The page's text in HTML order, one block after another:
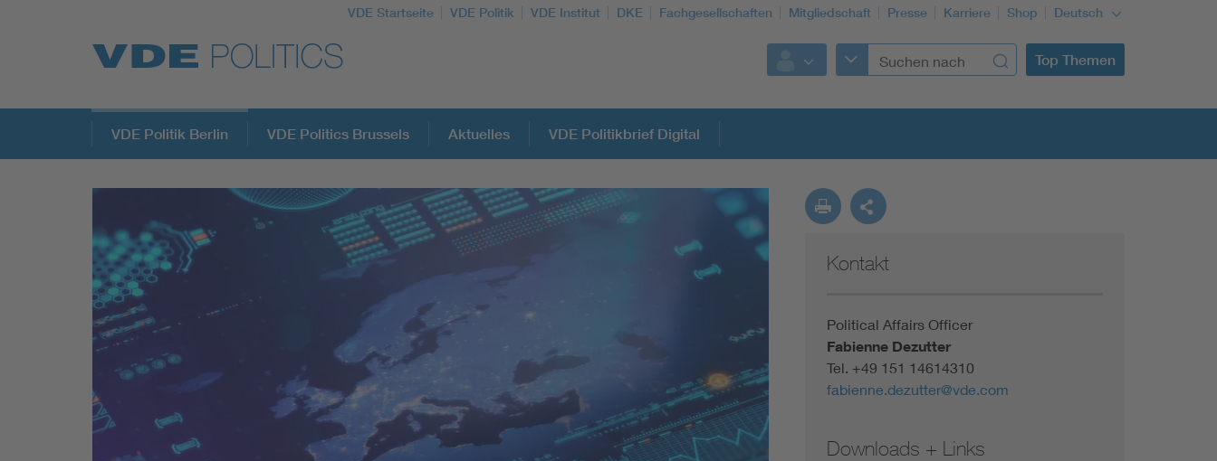
VDE Startseite VDE Politik VDE Institut DKE Fachgesellschaften Mitgliedschaft Presse Karriere Shop Deutsch
Top Themen
Top Themen
Fokusthemen
Energy
AI & Digital Trust
Health
Mobility
Weitere Themen
Electromobility
Energy efficiency
Energy storage
Building Services Engineering
Information and communications technology ICT
Education + profession
VDE Politik Berlin VDE Politics Brussels Aktuelles VDE Politikbrief Digital
Kontakt
Political Affairs Officer
Fabienne Dezutter
Tel. +49 151 14614310
fabienne.dezutter@vde.com
Downloads + Links